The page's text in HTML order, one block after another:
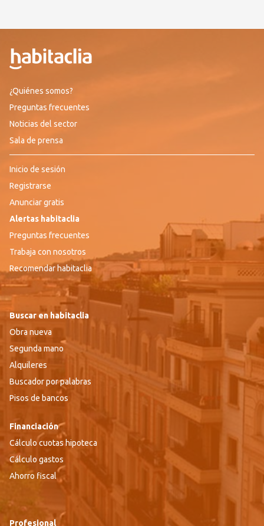
¿Quiénes somos?
Preguntas frecuentes
Noticias del sector
Sala de prensa
Inicio de sesión
Registrarse
Anunciar gratis
Alertas habitaclia
Preguntas frecuentes
Trabaja con nosotros
Recomendar habitaclia
Buscar en habitaclia
Obra nueva
Segunda mano
Alquileres
Buscador por palabras
Pisos de bancos
Financiación
Cálculo cuotas hipoteca
Cálculo gastos
Ahorro fiscal
Profesional